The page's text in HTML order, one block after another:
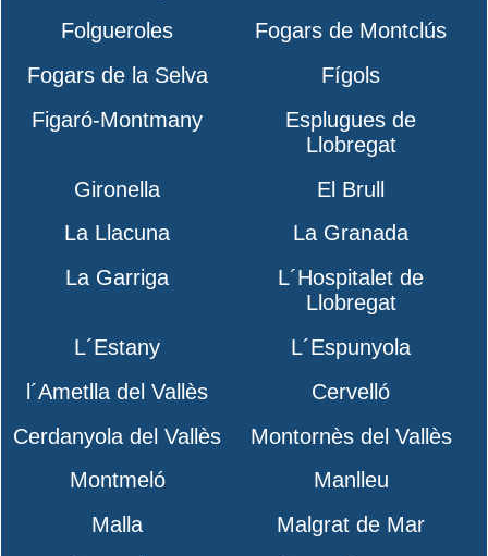
Folgueroles
Fogars de Montclús
Fogars de la Selva
Fígols
Figaró-Montmany
Esplugues de
Llobregat
Gironella
El Brull
La Llacuna
La Granada
La Garriga
L´Hospitalet de
Llobregat
L´Estany
L´Espunyola
l´Ametlla del Vallès
Cervelló
Cerdanyola del Vallès
Montornès del Vallès
Montmeló
Manlleu
Malla
Malgrat de Mar